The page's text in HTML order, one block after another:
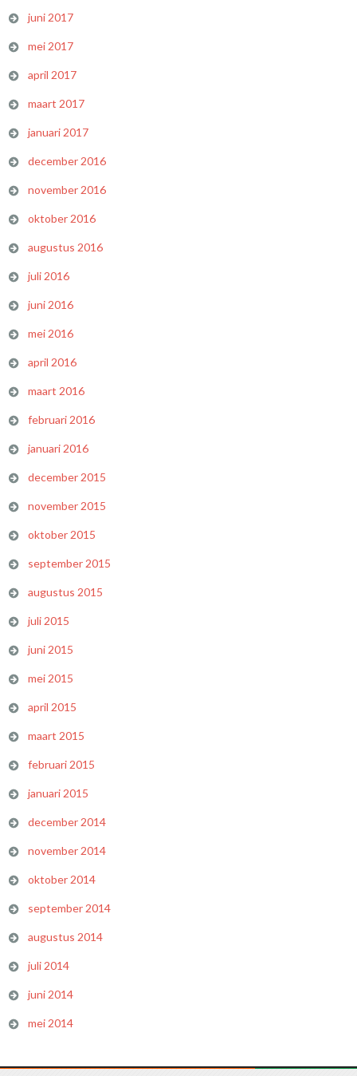
juni 2017
mei 2017
april 2017
maart 2017
januari 2017
december 2016
november 2016
oktober 2016
augustus 2016
juli 2016
juni 2016
mei 2016
april 2016
maart 2016
februari 2016
januari 2016
december 2015
november 2015
oktober 2015
september 2015
augustus 2015
juli 2015
juni 2015
mei 2015
april 2015
maart 2015
februari 2015
januari 2015
december 2014
november 2014
oktober 2014
september 2014
augustus 2014
juli 2014
juni 2014
mei 2014